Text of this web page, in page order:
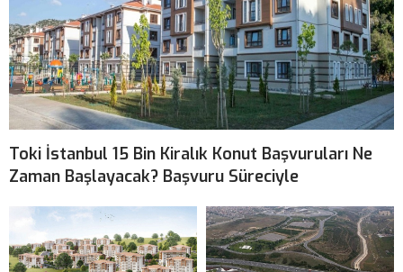
Toki İstanbul 15 Bin Kiralık Konut Başvuruları Ne
Zaman Başlayacak? Başvuru Süreciyle